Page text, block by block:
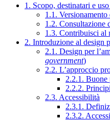
1. Scopo, destinatari e
1.1. Versionamento
1.2. Consultazione
1.3. Contribuisci al
2. Introduzione al design
2.1. Design per
government)
2.2. L’approccio
2.2.1. Buone
2.2.2. Principi
2.3. Accessibilità
2.3.1.
2.3.2.